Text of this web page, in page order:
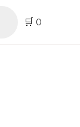
🛒 0